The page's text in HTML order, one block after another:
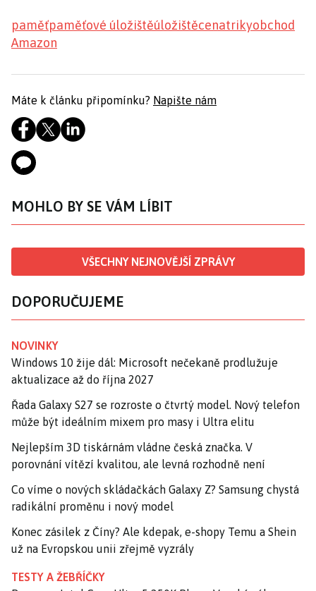
paměťpaměťové úložištěúložištěcenatrikyobchod
Amazon
Máte k článku připomínku? Napište nám
MOHLO BY SE VÁM LÍBIT
VŠECHNY NEJNOVĚJŠÍ ZPRÁVY
DOPORUČUJEME
NOVINKY
Windows 10 žije dál: Microsoft nečekaně prodlužuje
aktualizace až do října 2027
Řada Galaxy S27 se rozroste o čtvrtý model. Nový telefon
může být ideálním mixem pro masy i Ultra elitu
Nejlepším 3D tiskárnám vládne česká značka. V
porovnání vítězí kvalitou, ale levná rozhodně není
Co víme o nových skládačkách Galaxy Z? Samsung chystá
radikální proměnu i nový model
Konec zásilek z Číny? Ale kdepak, e-shopy Temu a Shein
už na Evropskou unii zřejmě vyzrály
TESTY A ŽEBŘÍČKY